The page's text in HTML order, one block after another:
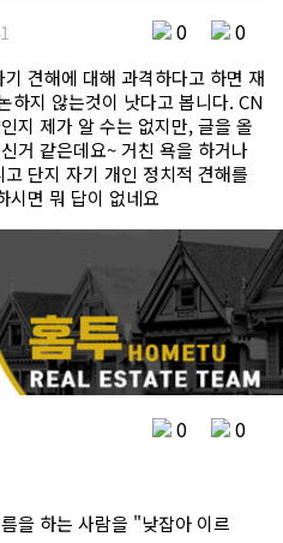
0 0
견해에 대해 과격하다고 하면 재
하지 않는것이 낫다고 봅니다. CN
지 제가 알 수는 없지만, 글을 올
거 같은데요~ 거친 욕을 하거나
단지 자기 개인 정치적 견해를
시면 뭐 답이 없네요
0 0
을 하는 사람을 "낮잡아 이르